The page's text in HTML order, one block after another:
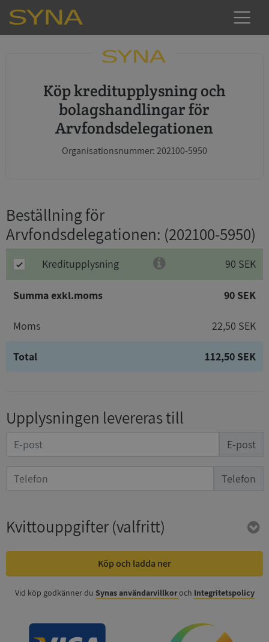
Köp kreditupplysning och
bolagshandlingar för
Arvfondsdelegationen
Organisationsnummer: 202100-5950
Beställning för
Arvfondsdelegationen: (202100-5950)
Kreditupplysning 90 SEK
Summa exkl.moms 90 SEK
Moms 22,50 SEK
Total 112,50 SEK
Upplysningen levereras till
E-post
Telefon
Kvittouppgifter(valfritt)
Köp och ladda ner
Vid köp godkänner du Synas användarvillkoroch Integritetspolicy